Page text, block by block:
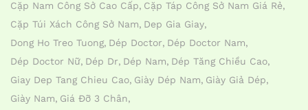
Cặp Nam Công Sở Cao Cấp Cặp Táp Công Sở Nam Giá Rẻ
Cặp Túi Xách Công Sở Nam Dep Gia Giay
Dong Ho Treo Tuong Dép Doctor Dép Doctor Nam
Dép Doctor Nữ Dép Dr Dép Nam Dép Tăng Chiều Cao
Giay Dep Tang Chieu Cao Giày Dép Nam Giày Giả Dép
Giày Nam Giá Đỡ 3 Chân